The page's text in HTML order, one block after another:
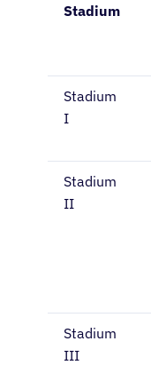
Stadium
Stadium
I
Stadium
II
Stadium
III